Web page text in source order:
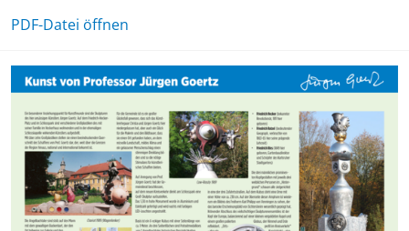
PDF-Datei öffnen